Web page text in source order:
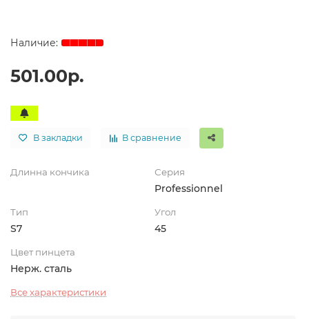
501.00р.
В закладки В сравнение
Длинна кончика Серия
Professionnel
Тип
S7
Угол
45
Цвет пинцета
Нерж. сталь
Все характеристики